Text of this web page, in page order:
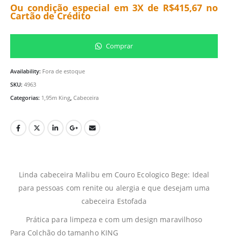
Ou condição especial em 3X de R$415,67 no
Cartão de Crédito
Comprar
Availability: Fora de estoque
SKU: 4963
Categorias: 1,95m King Cabeceira
Linda cabeceira Malibu em Couro Ecologico Bege: Ideal
para pessoas com renite ou alergia e que desejam uma
cabeceira Estofada
Prática para limpeza e com um design maravilhoso
Para Colchão do tamanho KING